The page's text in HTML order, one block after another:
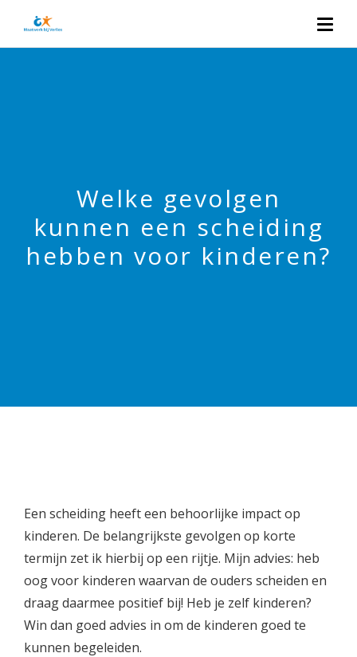
Welke gevolgen
kunnen een scheiding
hebben voor kinderen?
Een scheiding heeft een behoorlijke impact op
kinderen. De belangrijkste gevolgen op korte
termijn zet ik hierbij op een rijtje. Mijn advies: heb
oog voor kinderen waarvan de ouders scheiden en
draag daarmee positief bij! Heb je zelf kinderen?
Win dan goed advies in om de kinderen goed te
kunnen begeleiden.